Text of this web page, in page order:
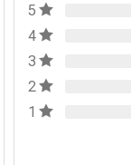
5
4
3
2
1